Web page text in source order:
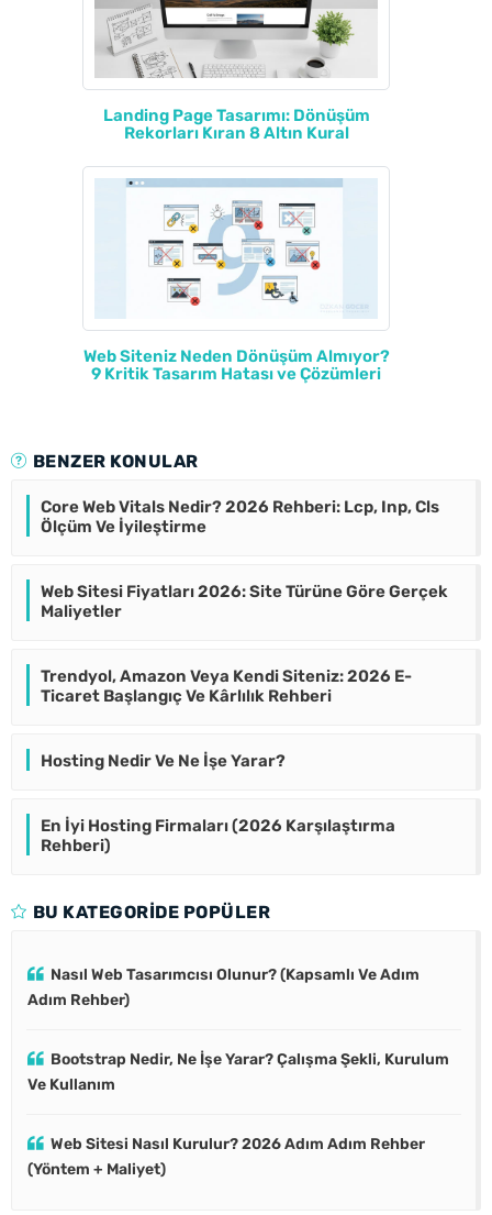
Landing Page Tasarımı: Dönüşüm
Rekorları Kıran 8 Altın Kural
Web Siteniz Neden Dönüşüm Almıyor?
9 Kritik Tasarım Hatası ve Çözümleri
BENZER KONULAR
Core Web Vitals Nedir? 2026 Rehberi: Lcp, Inp, Cls
Ölçüm Ve İyileştirme
Web Sitesi Fiyatları 2026: Site Türüne Göre Gerçek
Maliyetler
Trendyol, Amazon Veya Kendi Siteniz: 2026 E-
Ticaret Başlangıç Ve Kârlılık Rehberi
Hosting Nedir Ve Ne İşe Yarar?
En İyi Hosting Firmaları (2026 Karşılaştırma
Rehberi)
BU KATEGORIDE POPÜLER
Nasıl Web Tasarımcısı Olunur? (Kapsamlı Ve Adım
Adım Rehber)
Bootstrap Nedir, Ne İşe Yarar? Çalışma Şekli, Kurulum
Ve Kullanım
Web Sitesi Nasıl Kurulur? 2026 Adım Adım Rehber
(Yöntem + Maliyet)